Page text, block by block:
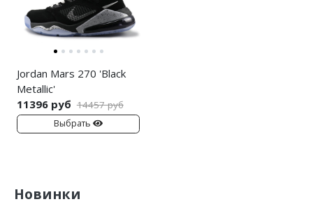
Jordan Mars 270 'Black
Metallic'
11396 руб 14457 руб
Выбрать
Новинки